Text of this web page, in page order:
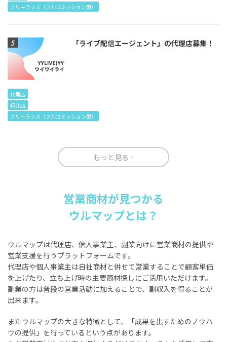
フリーランス（フルコミッション型）
「ライブ配信エージェント」の代理店募集！
代理店
紹介店
フリーランス（フルコミッション型）
もっと見る
営業商材が見つかる
ウルマップとは？
ウルマップは代理店、個人事業主、副業向けに営業商材の提供や
営業支援を行うプラットフォームです。
代理店や個人事業主は自社商材と併せて営業することで顧客単価
を上げたり、立ち上げ時の主要商材探しにご活用いただけます。
副業の方は普段の営業活動に加えることで、副収入を得ることが
出来ます。
またウルマップの大きな特徴として、「成果を出すためのノウハ
ウの提供」を行っているという点があります。